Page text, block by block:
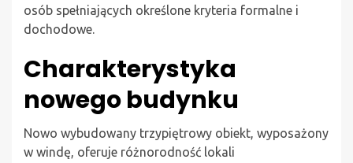
osób spełniających określone kryteria formalne i
dochodowe.
Charakterystyka
nowego budynku
Nowo wybudowany trzypiętrowy obiekt, wyposażony
w windę, oferuje różnorodność lokali